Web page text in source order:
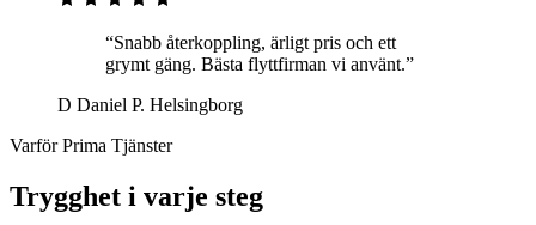
“Snabb återkoppling, ärligt pris och ett
grymt gäng. Bästa flyttfirman vi använt.”
D Daniel P. Helsingborg
Varför Prima Tjänster
Trygghet i varje steg